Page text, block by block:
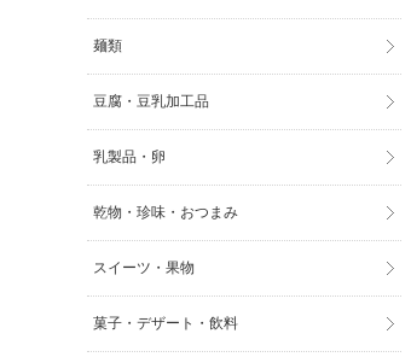
麺類
豆腐・豆乳加工品
乳製品・卵
乾物・珍味・おつまみ
スイーツ・果物
菓子・デザート・飲料